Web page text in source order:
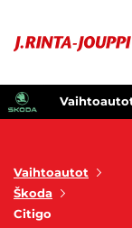
Vaihtoautot
Škoda
Citigo